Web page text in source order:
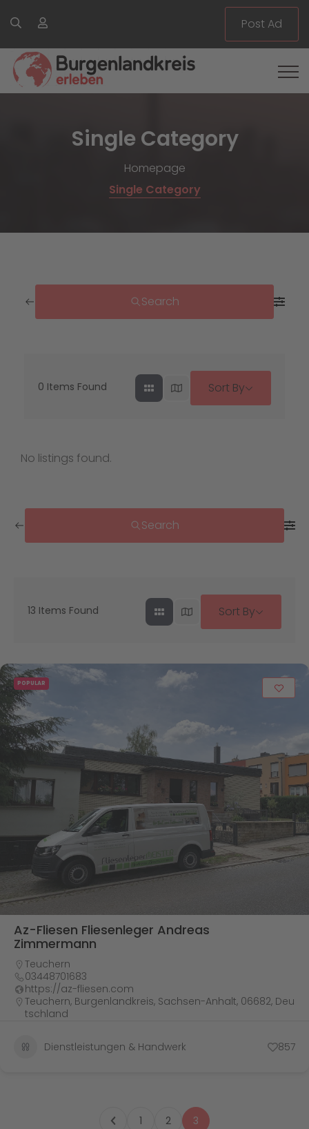
Post Ad
Single Category
Homepage
Single Category
Search
0 Items Found Sort By
No listings found.
Search
13 Items Found Sort By
POPULAR
Az-Fliesen Fliesenleger Andreas
Zimmermann
Teuchern
03448701683
https://az-fliesen.com
Teuchern, Burgenlandkreis, Sachsen-Anhalt, 06682, Deu
tschland
Dienstleistungen & Handwerk 857
1 2 3